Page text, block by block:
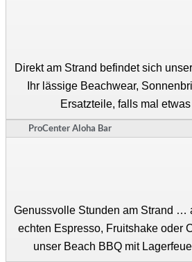
Direkt am Strand befindet sich
Ihr lässige Beachwear,
Ersatzteile, falls mal
ProCenter Aloha Bar
Genussvolle Stunden am Strand …
echten Espresso, Fruitshake oder
unser Beach BBQ mit